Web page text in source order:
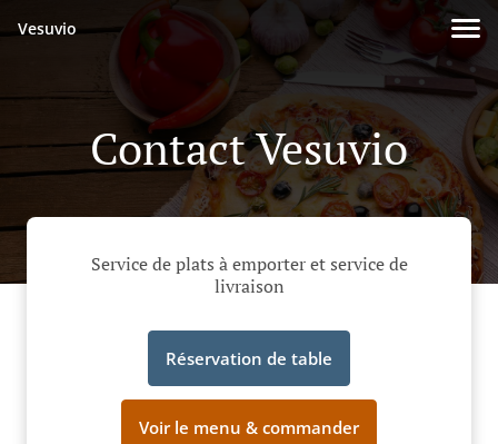
Vesuvio
Contact Vesuvio
Service de plats à emporter et service de
livraison
Réservation de table
Voir le menu & commander